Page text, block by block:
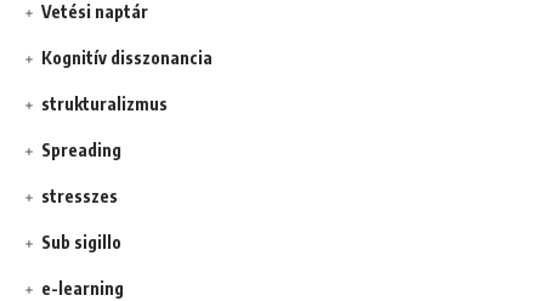
Vetési naptár
Kognitív disszonancia
strukturalizmus
Spreading
stresszes
Sub sigillo
e-learning